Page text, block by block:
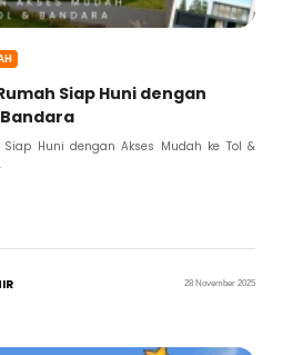
Siap Huni dengan
Huni dengan Akses Mudah ke Tol &
28 November 2025